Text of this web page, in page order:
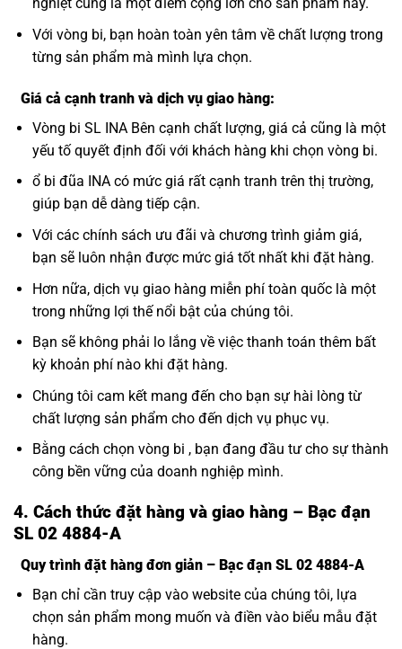
nghiệt cũng là một điểm cộng lớn cho sản phẩm này.
Với vòng bi, bạn hoàn toàn yên tâm về chất lượng trong
từng sản phẩm mà mình lựa chọn.
Giá cả cạnh tranh và dịch vụ giao hàng:
Vòng bi SL INA Bên cạnh chất lượng, giá cả cũng là một
yếu tố quyết định đối với khách hàng khi chọn vòng bi.
ổ bi đũa INA có mức giá rất cạnh tranh trên thị trường,
giúp bạn dễ dàng tiếp cận.
Với các chính sách ưu đãi và chương trình giảm giá,
bạn sẽ luôn nhận được mức giá tốt nhất khi đặt hàng.
Hơn nữa, dịch vụ giao hàng miễn phí toàn quốc là một
trong những lợi thế nổi bật của chúng tôi.
Bạn sẽ không phải lo lắng về việc thanh toán thêm bất
kỳ khoản phí nào khi đặt hàng.
Chúng tôi cam kết mang đến cho bạn sự hài lòng từ
chất lượng sản phẩm cho đến dịch vụ phục vụ.
Bằng cách chọn vòng bi , bạn đang đầu tư cho sự thành
công bền vững của doanh nghiệp mình.
4. Cách thức đặt hàng và giao hàng – Bạc đạn
SL 02 4884-A
Quy trình đặt hàng đơn giản – Bạc đạn SL 02 4884-A
Bạn chỉ cần truy cập vào website của chúng tôi, lựa
chọn sản phẩm mong muốn và điền vào biểu mẫu đặt
hàng.